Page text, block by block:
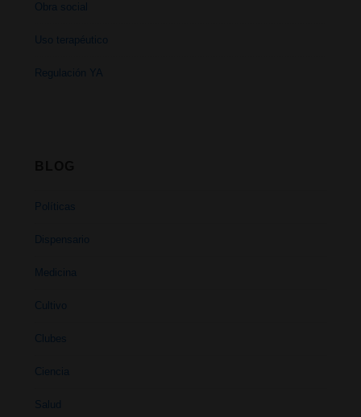
Obra social
Uso terapéutico
Regulación YA
Políticas
Dispensario
Medicina
Cultivo
Clubes
Ciencia
Salud